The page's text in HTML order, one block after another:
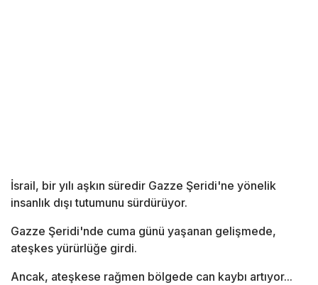
İsrail, bir yılı aşkın süredir Gazze Şeridi'ne yönelik
insanlık dışı tutumunu sürdürüyor.
Gazze Şeridi'nde cuma günü yaşanan gelişmede,
ateşkes yürürlüğe girdi.
Ancak, ateşkese rağmen bölgede can kaybı artıyor...